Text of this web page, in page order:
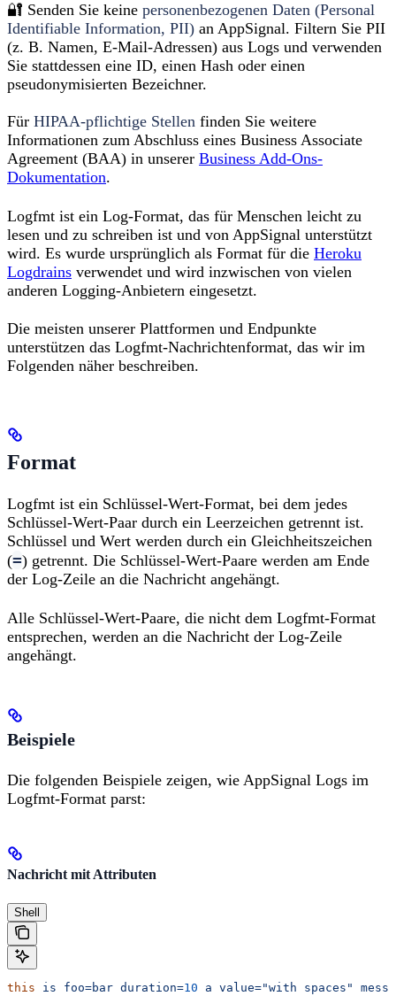
🔐 Senden Sie keine personenbezogenen Daten (Personal
Identifiable Information, PII) an AppSignal. Filtern Sie PII
(z. B. Namen, E-Mail-Adressen) aus Logs und verwenden
Sie stattdessen eine ID, einen Hash oder einen
pseudonymisierten Bezeichner.
Für HIPAA-pflichtige Stellen finden Sie weitere
Informationen zum Abschluss eines Business Associate
Agreement (BAA) in unserer Business Add-Ons-
Dokumentation.
Logfmt ist ein Log-Format, das für Menschen leicht zu
lesen und zu schreiben ist und von AppSignal unterstützt
wird. Es wurde ursprünglich als Format für die Heroku
Logdrains verwendet und wird inzwischen von vielen
anderen Logging-Anbietern eingesetzt.
Die meisten unserer Plattformen und Endpunkte
unterstützen das Logfmt-Nachrichtenformat, das wir im
Folgenden näher beschreiben.
Format
Logfmt ist ein Schlüssel-Wert-Format, bei dem jedes
Schlüssel-Wert-Paar durch ein Leerzeichen getrennt ist.
Schlüssel und Wert werden durch ein Gleichheitszeichen
(=) getrennt. Die Schlüssel-Wert-Paare werden am Ende
der Log-Zeile an die Nachricht angehängt.
Alle Schlüssel-Wert-Paare, die nicht dem Logfmt-Format
entsprechen, werden an die Nachricht der Log-Zeile
angehängt.
Beispiele
Die folgenden Beispiele zeigen, wie AppSignal Logs im
Logfmt-Format parst:
Nachricht mit Attributen
Shell
this is foo=bar duration=10 a value="with spaces"